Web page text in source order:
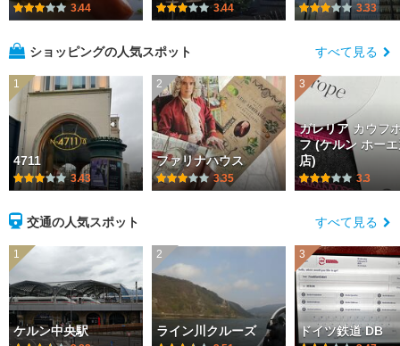
3.44 3.44 3.33
ショッピングの人気スポット すべて見る
1
4711
3.43
2
ファリナハウス
3.35
3
ガレリア カウフ
フ (ケルン ホー
店)
3.3
交通の人気スポット すべて見る
1
ケルン中央駅
2
ライン川クルーズ
3
ドイツ鉄道 DB